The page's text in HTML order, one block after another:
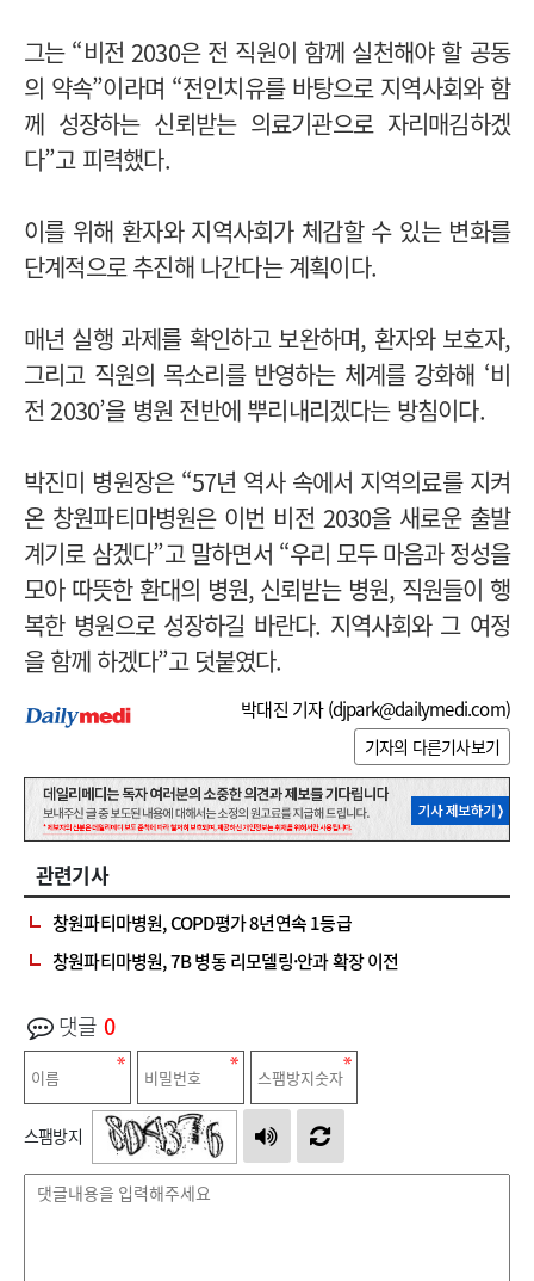
그는 “비전 2030은 전 직원이 함께 실천해야 할 공동
의 약속”이라며 “전인치유를 바탕으로 지역사회와 함
께 성장하는 신뢰받는 의료기관으로 자리매김하겠
다”고 피력했다.
이를 위해 환자와 지역사회가 체감할 수 있는 변화를
단계적으로 추진해 나간다는 계획이다.
매년 실행 과제를 확인하고 보완하며, 환자와 보호자,
그리고 직원의 목소리를 반영하는 체계를 강화해 ‘비
전 2030’을 병원 전반에 뿌리내리겠다는 방침이다.
박진미 병원장은 “57년 역사 속에서 지역의료를 지켜
온 창원파티마병원은 이번 비전 2030을 새로운 출발
계기로 삼겠다”고 말하면서 “우리 모두 마음과 정성을
모아 따뜻한 환대의 병원, 신뢰받는 병원, 직원들이 행
복한 병원으로 성장하길 바란다. 지역사회와 그 여정
을 함께 하겠다”고 덧붙였다.
박대진 기자 (djpark@dailymedi.com)
기자의 다른기사보기
관련기사
창원파티마병원, COPD평가 8년연속 1등급
창원파티마병원, 7B 병동 리모델링·안과 확장 이전
댓글 0
스팸방지